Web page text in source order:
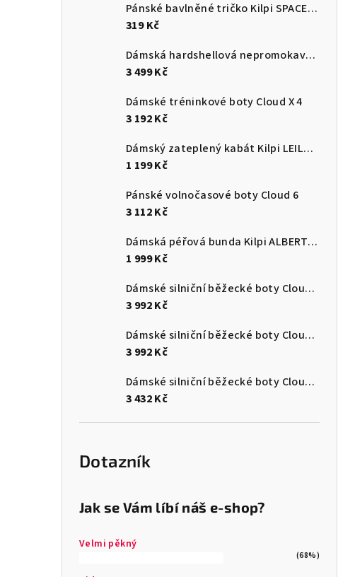
Pánské bavlněné tričko Kilpi SPACER-M
319 Kč
Dámská hardshellová nepromokavá bunda Kilpi MAMBA-W
3 499 Kč
Dámské tréninkové boty Cloud X 4
3 192 Kč
Dámský zateplený kabát Kilpi LEILA-W
1 199 Kč
Pánské volnočasové boty Cloud 6
3 112 Kč
Dámská péřová bunda Kilpi ALBERTA-W
1 999 Kč
Dámské silniční běžecké boty Cloudmonster 3
3 992 Kč
Dámské silniční běžecké boty Cloudmonster 3
3 992 Kč
Dámské silniční běžecké boty Cloudsurfer Max
3 432 Kč
Dotazník
Jak se Vám líbí náš e-shop?
Velmi pěkný
(68%)